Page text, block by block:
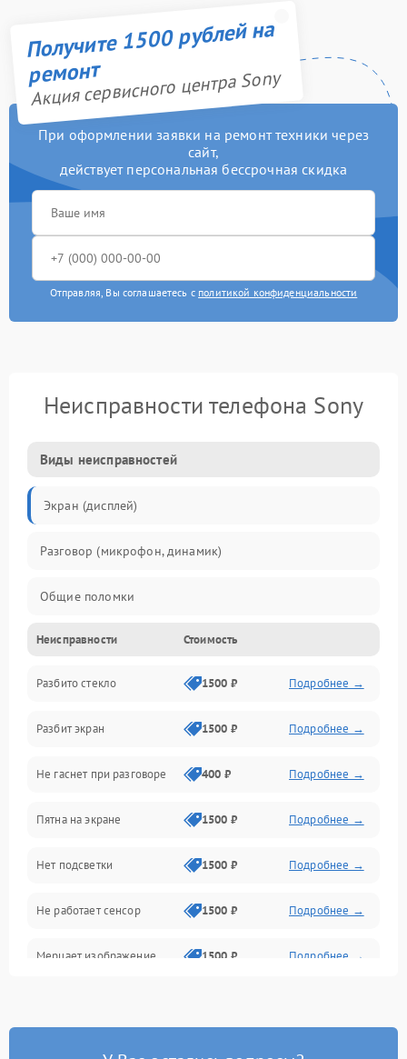
Получите 1500 рублей на
ремонт
Акция сервисного центра Sony
При оформлении заявки на ремонт техники через
сайт,
действует персональная бессрочная скидка
Отправляя, Вы соглашаетесь с политикой конфиденциальности
Неисправности телефона Sony
Виды неисправностей
Экран (дисплей)
Разговор (микрофон, динамик)
Общие поломки
Проблемы связи
Камеры
Проблемы с дисплеем и сенсором
Зарядка
Проблемы с питанием, зарядкой и аккумулятором
Проблемы с работой системы, корпусом и другие
Неисправности Стоимость
Разбито стекло 1500 ₽ Подробнее →
Разбит экран 1500 ₽ Подробнее →
Не гаснет при разговоре 400 ₽ Подробнее →
Пятна на экране 1500 ₽ Подробнее →
Нет подсветки 1500 ₽ Подробнее →
Не работает сенсор 1500 ₽ Подробнее →
Мерцает изображение 1500 ₽ Подробнее →